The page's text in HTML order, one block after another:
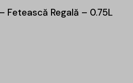
Fetească Regală – 0.75L